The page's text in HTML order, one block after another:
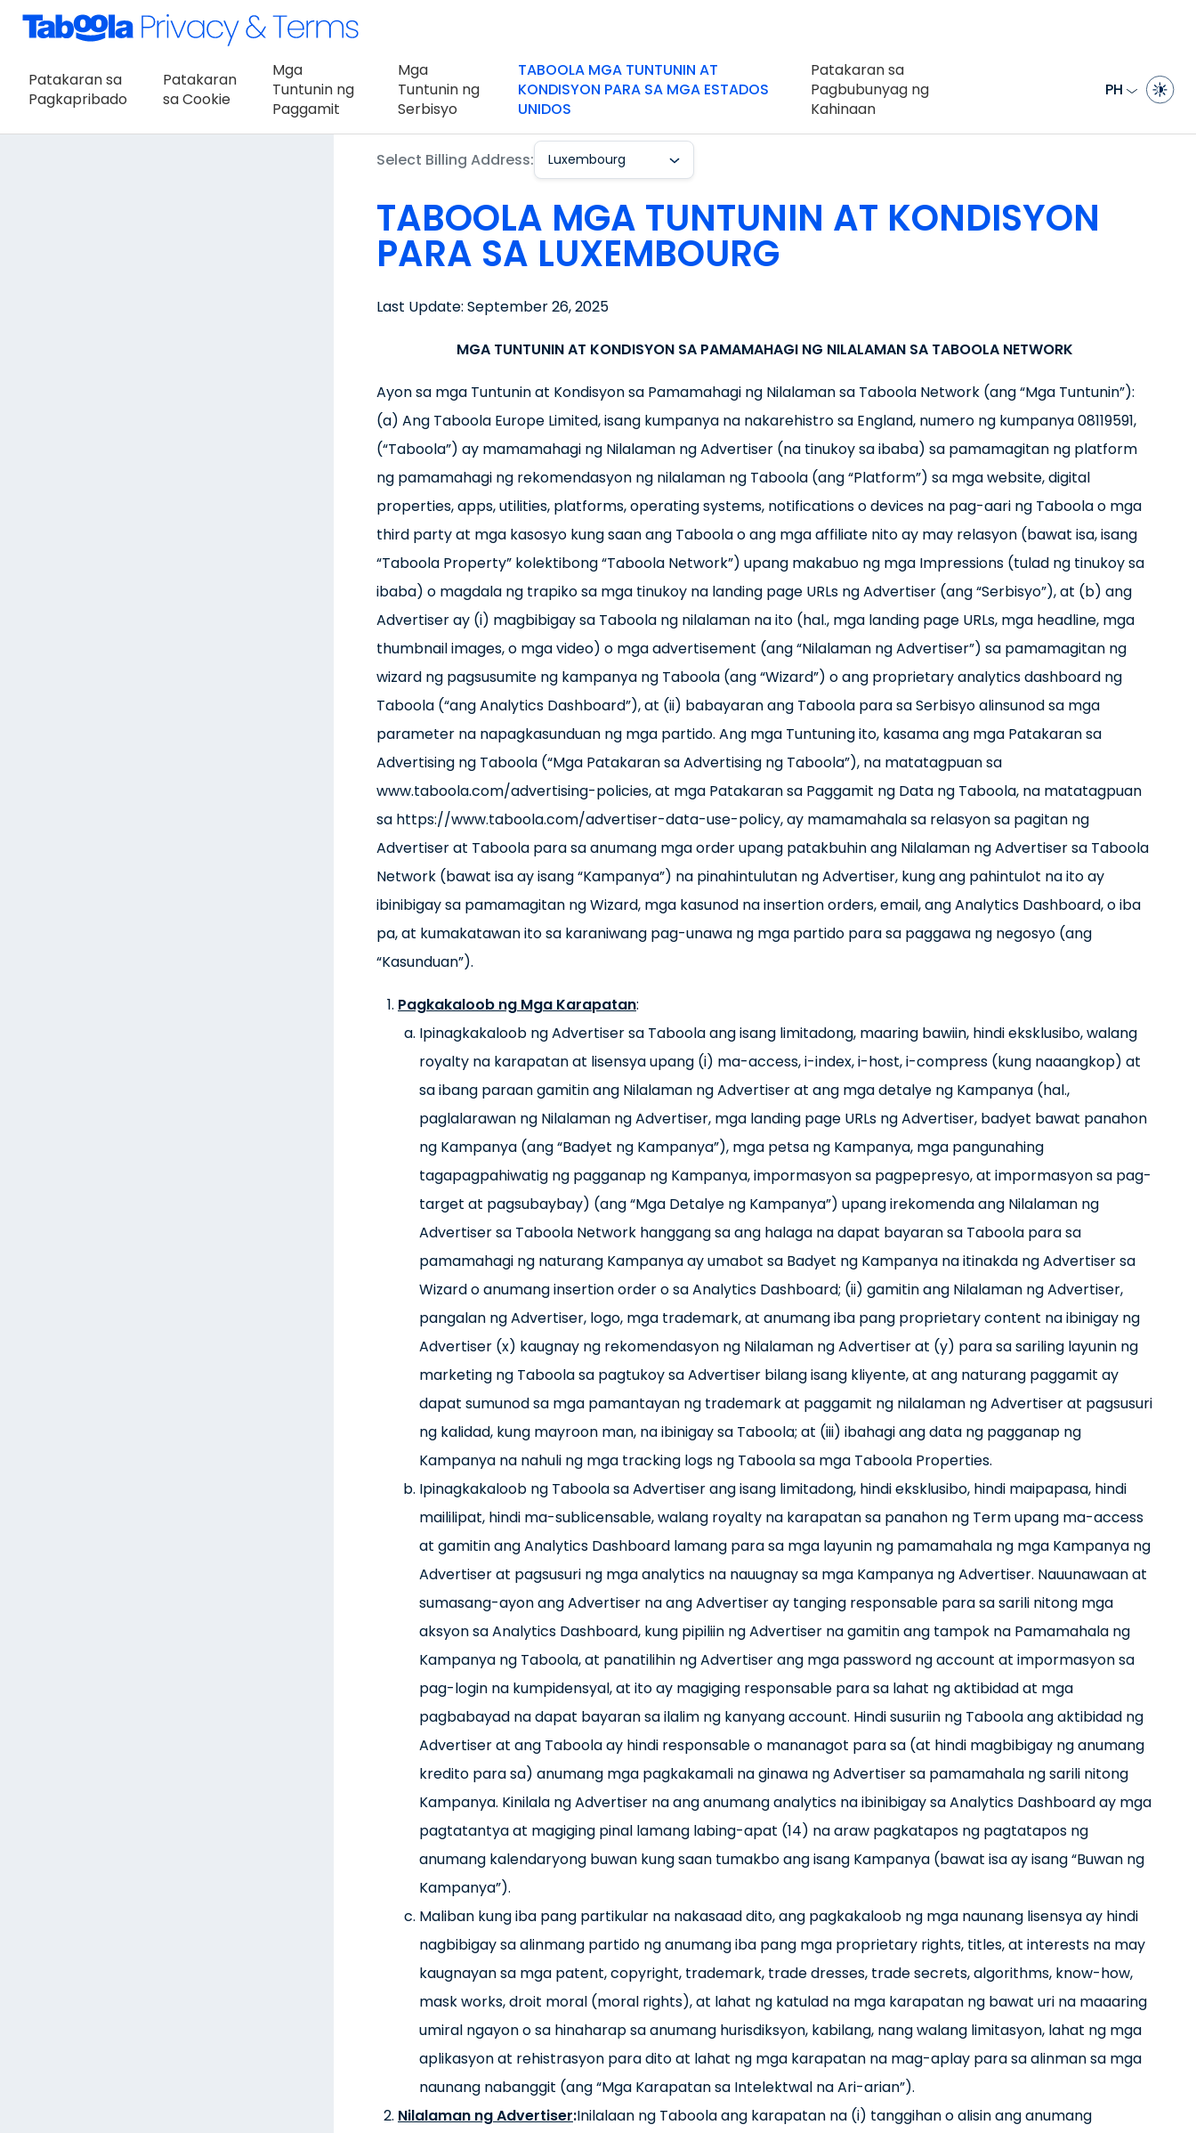
Patakaran sa
Pagkapribado
Patakaran
sa Cookie
Mga
Tuntunin ng
Paggamit
Mga
Tuntunin ng
Serbisyo
TABOOLA MGA TUNTUNIN AT
KONDISYON PARA SA MGA ESTADOS
UNIDOS
Patakaran sa
Pagbubunyag ng
Kahinaan
PH
Select Billing Address: Luxembourg
TABOOLA MGA TUNTUNIN AT KONDISYON
PARA SA LUXEMBOURG
Last Update: September 26, 2025
MGA TUNTUNIN AT KONDISYON SA PAMAMAHAGI NG NILALAMAN SA TABOOLA NETWORK
Ayon sa mga Tuntunin at Kondisyon sa Pamamahagi ng Nilalaman sa Taboola Network (ang “Mga Tuntunin”):
(a) Ang Taboola Europe Limited, isang kumpanya na nakarehistro sa England, numero ng kumpanya 08119591,
(“Taboola”) ay mamamahagi ng Nilalaman ng Advertiser (na tinukoy sa ibaba) sa pamamagitan ng platform
ng pamamahagi ng rekomendasyon ng nilalaman ng Taboola (ang “Platform”) sa mga website, digital
properties, apps, utilities, platforms, operating systems, notifications o devices na pag-aari ng Taboola o mga
third party at mga kasosyo kung saan ang Taboola o ang mga affiliate nito ay may relasyon (bawat isa, isang
“Taboola Property” kolektibong “Taboola Network”) upang makabuo ng mga Impressions (tulad ng tinukoy sa
ibaba) o magdala ng trapiko sa mga tinukoy na landing page URLs ng Advertiser (ang “Serbisyo”), at (b) ang
Advertiser ay (i) magbibigay sa Taboola ng nilalaman na ito (hal., mga landing page URLs, mga headline, mga
thumbnail images, o mga video) o mga advertisement (ang “Nilalaman ng Advertiser”) sa pamamagitan ng
wizard ng pagsusumite ng kampanya ng Taboola (ang “Wizard”) o ang proprietary analytics dashboard ng
Taboola (“ang Analytics Dashboard”), at (ii) babayaran ang Taboola para sa Serbisyo alinsunod sa mga
parameter na napagkasunduan ng mga partido. Ang mga Tuntuning ito, kasama ang mga Patakaran sa
Advertising ng Taboola (“Mga Patakaran sa Advertising ng Taboola”), na matatagpuan sa
www.taboola.com/advertising-policies, at mga Patakaran sa Paggamit ng Data ng Taboola, na matatagpuan
sa https://www.taboola.com/advertiser-data-use-policy, ay mamamahala sa relasyon sa pagitan ng
Advertiser at Taboola para sa anumang mga order upang patakbuhin ang Nilalaman ng Advertiser sa Taboola
Network (bawat isa ay isang “Kampanya”) na pinahintulutan ng Advertiser, kung ang pahintulot na ito ay
ibinibigay sa pamamagitan ng Wizard, mga kasunod na insertion orders, email, ang Analytics Dashboard, o iba
pa, at kumakatawan ito sa karaniwang pag-unawa ng mga partido para sa paggawa ng negosyo (ang
“Kasunduan”).
Pagkakaloob ng Mga Karapatan:
Ipinagkakaloob ng Advertiser sa Taboola ang isang limitadong, maaring bawiin, hindi eksklusibo, walang
royalty na karapatan at lisensya upang (i) ma-access, i-index, i-host, i-compress (kung naaangkop) at
sa ibang paraan gamitin ang Nilalaman ng Advertiser at ang mga detalye ng Kampanya (hal.,
paglalarawan ng Nilalaman ng Advertiser, mga landing page URLs ng Advertiser, badyet bawat panahon
ng Kampanya (ang “Badyet ng Kampanya”), mga petsa ng Kampanya, mga pangunahing
tagapagpahiwatig ng pagganap ng Kampanya, impormasyon sa pagpepresyo, at impormasyon sa pag-
target at pagsubaybay) (ang “Mga Detalye ng Kampanya”) upang irekomenda ang Nilalaman ng
Advertiser sa Taboola Network hanggang sa ang halaga na dapat bayaran sa Taboola para sa
pamamahagi ng naturang Kampanya ay umabot sa Badyet ng Kampanya na itinakda ng Advertiser sa
Wizard o anumang insertion order o sa Analytics Dashboard; (ii) gamitin ang Nilalaman ng Advertiser,
pangalan ng Advertiser, logo, mga trademark, at anumang iba pang proprietary content na ibinigay ng
Advertiser (x) kaugnay ng rekomendasyon ng Nilalaman ng Advertiser at (y) para sa sariling layunin ng
marketing ng Taboola sa pagtukoy sa Advertiser bilang isang kliyente, at ang naturang paggamit ay
dapat sumunod sa mga pamantayan ng trademark at paggamit ng nilalaman ng Advertiser at pagsusuri
ng kalidad, kung mayroon man, na ibinigay sa Taboola; at (iii) ibahagi ang data ng pagganap ng
Kampanya na nahuli ng mga tracking logs ng Taboola sa mga Taboola Properties.
Ipinagkakaloob ng Taboola sa Advertiser ang isang limitadong, hindi eksklusibo, hindi maipapasa, hindi
maililipat, hindi ma-sublicensable, walang royalty na karapatan sa panahon ng Term upang ma-access
at gamitin ang Analytics Dashboard lamang para sa mga layunin ng pamamahala ng mga Kampanya ng
Advertiser at pagsusuri ng mga analytics na nauugnay sa mga Kampanya ng Advertiser. Nauunawaan at
sumasang-ayon ang Advertiser na ang Advertiser ay tanging responsable para sa sarili nitong mga
aksyon sa Analytics Dashboard, kung pipiliin ng Advertiser na gamitin ang tampok na Pamamahala ng
Kampanya ng Taboola, at panatilihin ng Advertiser ang mga password ng account at impormasyon sa
pag-login na kumpidensyal, at ito ay magiging responsable para sa lahat ng aktibidad at mga
pagbabayad na dapat bayaran sa ilalim ng kanyang account. Hindi susuriin ng Taboola ang aktibidad ng
Advertiser at ang Taboola ay hindi responsable o mananagot para sa (at hindi magbibigay ng anumang
kredito para sa) anumang mga pagkakamali na ginawa ng Advertiser sa pamamahala ng sarili nitong
Kampanya. Kinilala ng Advertiser na ang anumang analytics na ibinibigay sa Analytics Dashboard ay mga
pagtatantya at magiging pinal lamang labing-apat (14) na araw pagkatapos ng pagtatapos ng
anumang kalendaryong buwan kung saan tumakbo ang isang Kampanya (bawat isa ay isang “Buwan ng
Kampanya”).
Maliban kung iba pang partikular na nakasaad dito, ang pagkakaloob ng mga naunang lisensya ay hindi
nagbibigay sa alinmang partido ng anumang iba pang mga proprietary rights, titles, at interests na may
kaugnayan sa mga patent, copyright, trademark, trade dresses, trade secrets, algorithms, know-how,
mask works, droit moral (moral rights), at lahat ng katulad na mga karapatan ng bawat uri na maaaring
umiral ngayon o sa hinaharap sa anumang hurisdiksyon, kabilang, nang walang limitasyon, lahat ng mga
aplikasyon at rehistrasyon para dito at lahat ng mga karapatan na mag-aplay para sa alinman sa mga
naunang nabanggit (ang “Mga Karapatan sa Intelektwal na Ari-arian”).
Nilalaman ng Advertiser:Inilalaan ng Taboola ang karapatan na (i) tanggihan o alisin ang anumang